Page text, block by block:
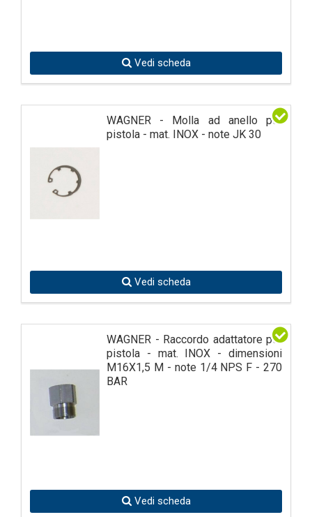
Vedi scheda
WAGNER - Molla ad anello per
pistola - mat. INOX - note JK 30
Vedi scheda
WAGNER - Raccordo adattatore per
pistola - mat. INOX - dimensioni
M16X1,5 M - note 1/4 NPS F - 270
BAR
Vedi scheda